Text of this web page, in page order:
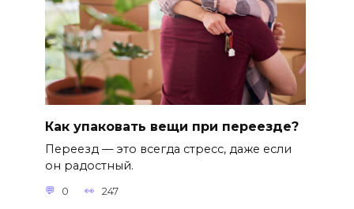
Как упаковать вещи при переезде?
Переезд — это всегда стресс, даже если
он радостный.
0 247